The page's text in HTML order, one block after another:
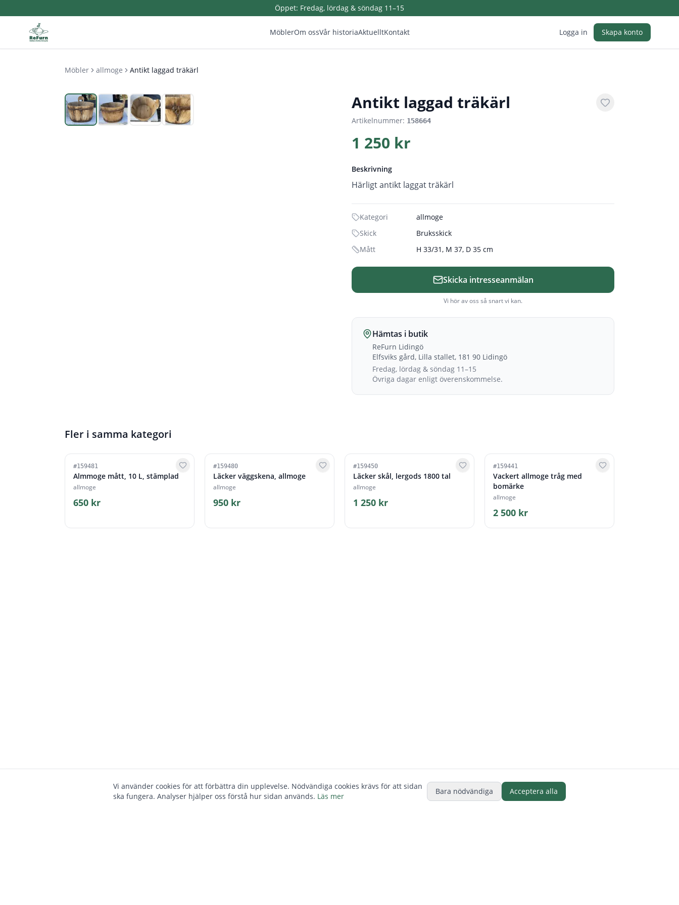
Öppet: Fredag, lördag & söndag 11–15
MöblerOm ossVår historiaAktuelltKontakt Logga in Skapa konto
Möbler allmoge Antikt laggad träkärl
Antikt laggad träkärl
Artikelnummer: 158664
1 250 kr
Beskrivning
Härligt antikt laggat träkärl
Kategori
allmoge
Skick
Bruksskick
Mått
H 33/31, M 37, D 35 cm
Skicka intresseanmälan
Vi hör av oss så snart vi kan.
Hämtas i butik
ReFurn Lidingö
Elfsviks gård, Lilla stallet, 181 90 Lidingö
Fredag, lördag & söndag 11–15
Övriga dagar enligt överenskommelse.
Fler i samma kategori
#159481
Almmoge mått, 10 L, stämplad
allmoge
650 kr
#159480
Läcker väggskena, allmoge
allmoge
950 kr
#159450
Läcker skål, lergods 1800 tal
allmoge
1 250 kr
#159441
Vackert allmoge tråg med
bomärke
allmoge
2 500 kr
Vi använder cookies för att förbättra din upplevelse. Nödvändiga cookies krävs för att sidan
ska fungera. Analyser hjälper oss förstå hur sidan används. Läs mer
Bara nödvändiga Acceptera alla